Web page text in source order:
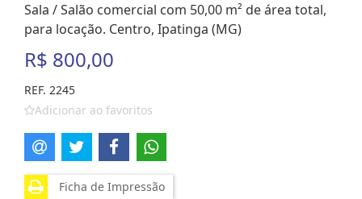
Sala / Salão comercial com 50,00 m² de área total,
para locação. Centro, Ipatinga (MG)
R$ 800,00
REF. 2245
Adicionar ao favoritos
Ficha de Impressão